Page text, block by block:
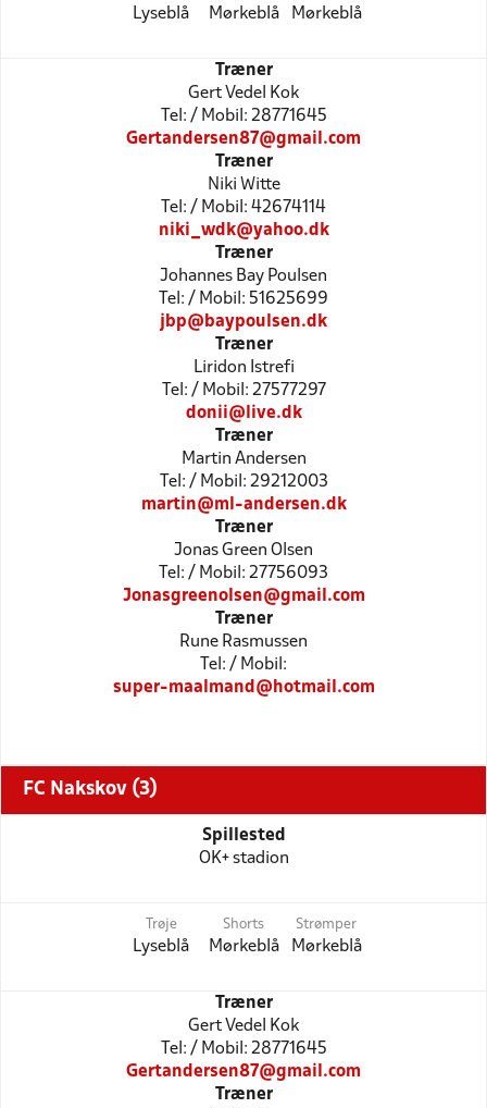
Lyseblå Mørkeblå Mørkeblå
Træner
Gert Vedel Kok
Tel: / Mobil: 28771645
Gertandersen87@gmail.com
Træner
Niki Witte
Tel: / Mobil: 42674114
niki_wdk@yahoo.dk
Træner
Johannes Bay Poulsen
Tel: / Mobil: 51625699
jbp@baypoulsen.dk
Træner
Liridon Istrefi
Tel: / Mobil: 27577297
donii@live.dk
Træner
Martin Andersen
Tel: / Mobil: 29212003
martin@ml-andersen.dk
Træner
Jonas Green Olsen
Tel: / Mobil: 27756093
Jonasgreenolsen@gmail.com
Træner
Rune Rasmussen
Tel: / Mobil:
super-maalmand@hotmail.com
FC Nakskov (3)
Spillested
OK+ stadion
Trøje
Lyseblå
Shorts
Mørkeblå
Strømper
Mørkeblå
Træner
Gert Vedel Kok
Tel: / Mobil: 28771645
Gertandersen87@gmail.com
Træner